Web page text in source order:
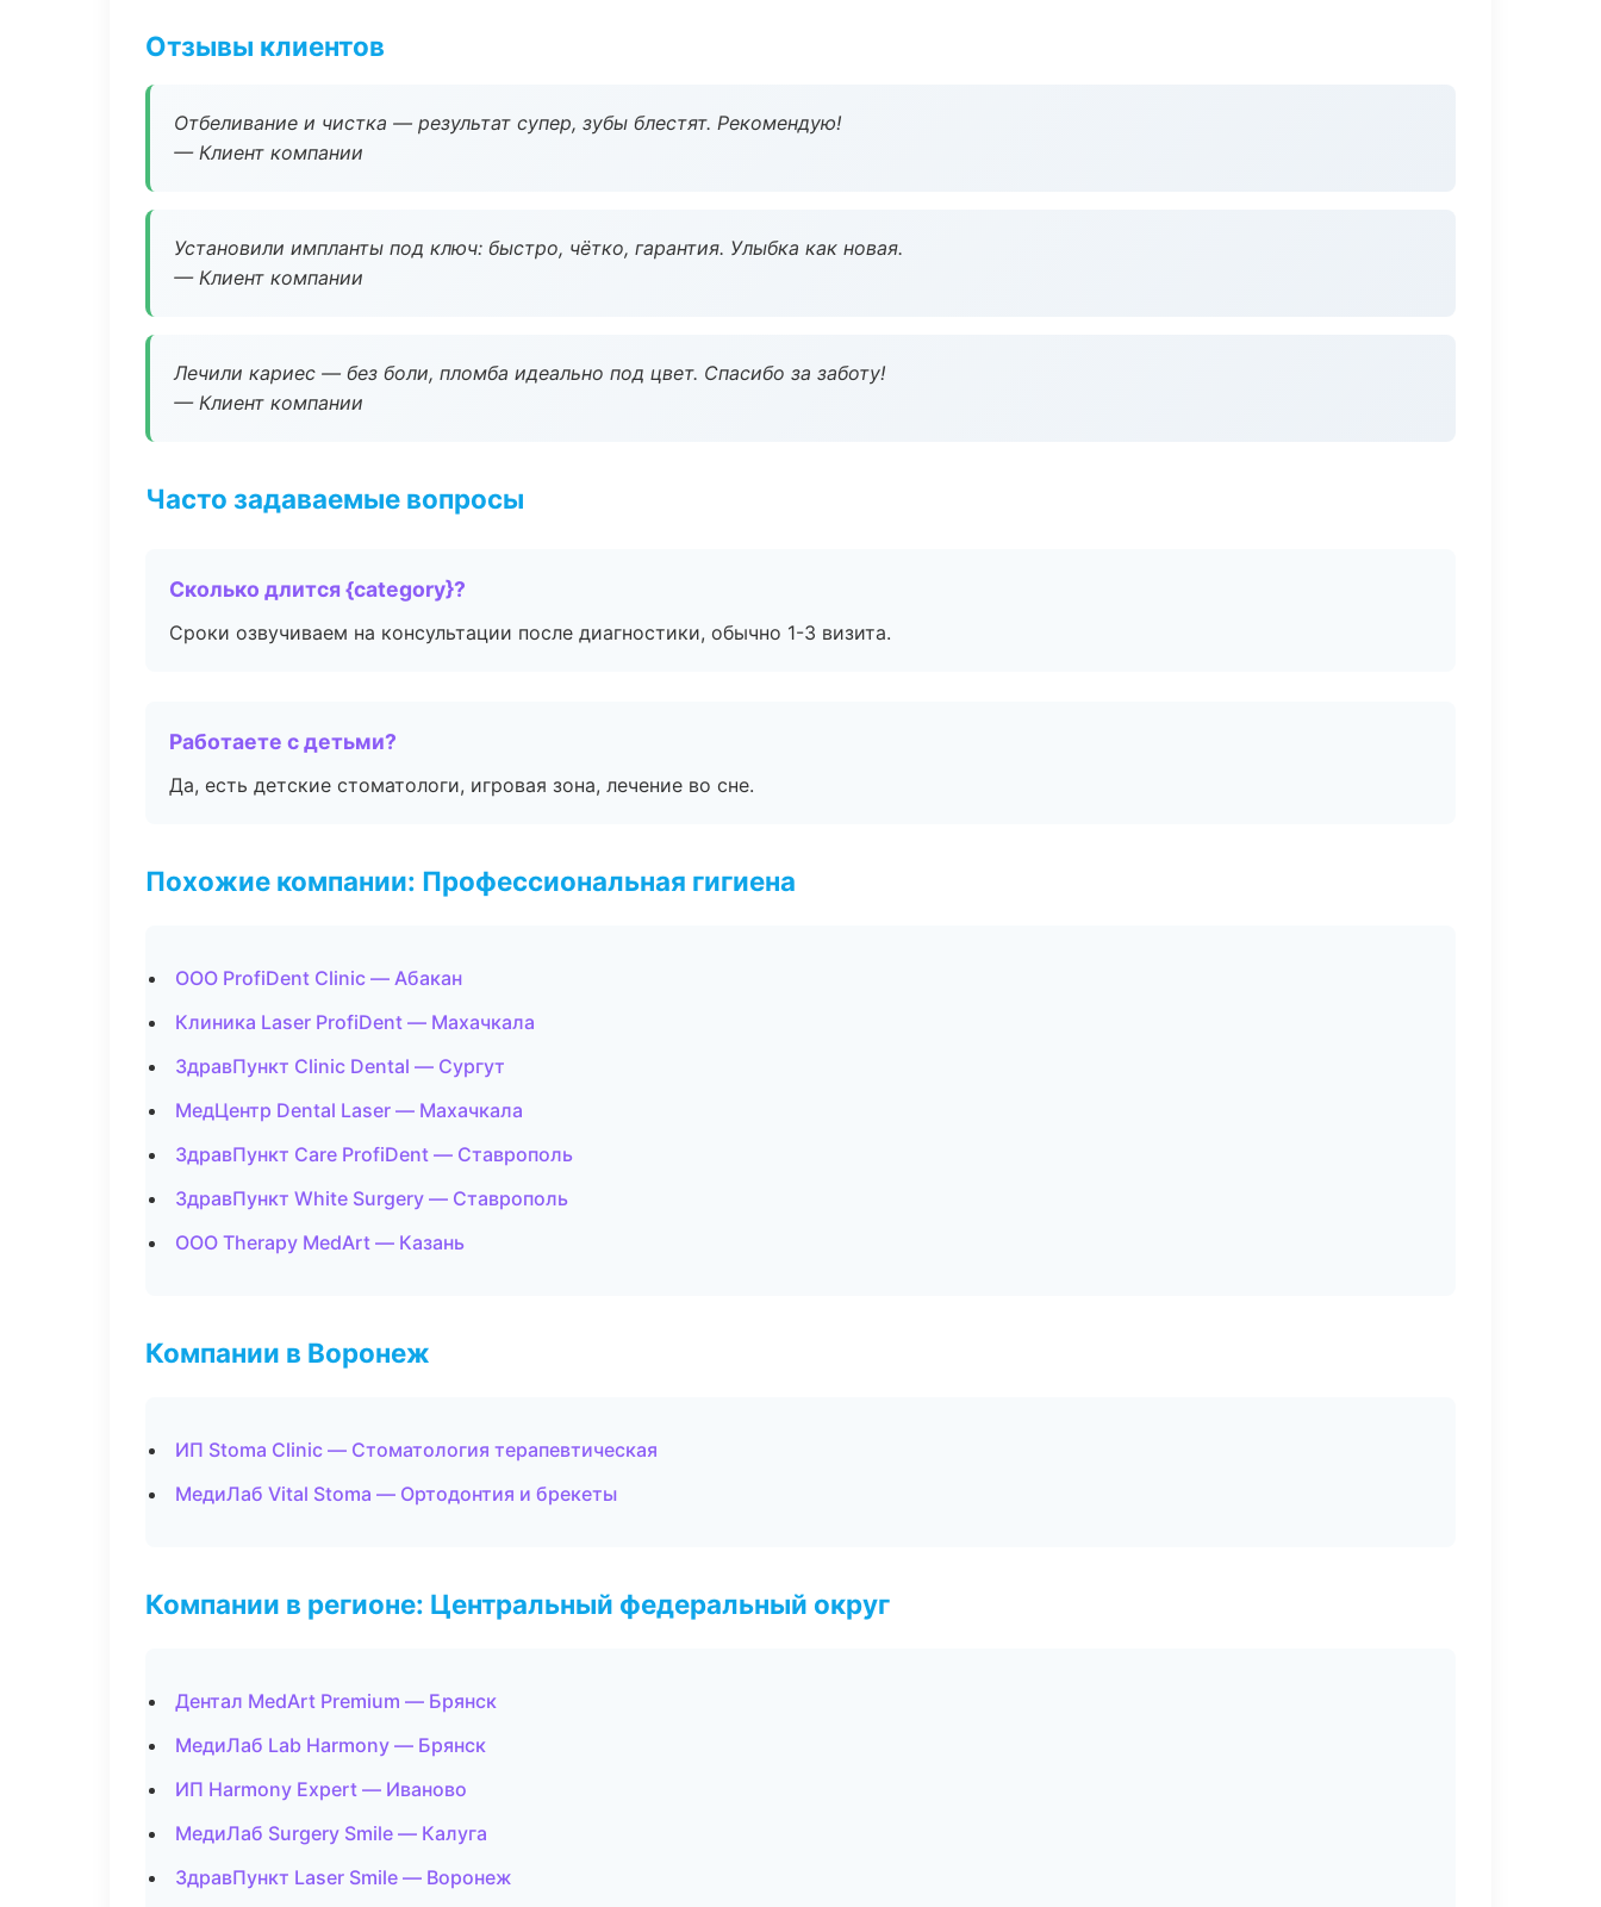
Отзывы клиентов
Отбеливание и чистка — результат супер, зубы блестят. Рекомендую!
— Клиент компании
Установили импланты под ключ: быстро, чётко, гарантия. Улыбка как новая.
— Клиент компании
Лечили кариес — без боли, пломба идеально под цвет. Спасибо за заботу!
— Клиент компании
Часто задаваемые вопросы
Сколько длится {category}?
Сроки озвучиваем на консультации после диагностики, обычно 1-3 визита.
Работаете с детьми?
Да, есть детские стоматологи, игровая зона, лечение во сне.
Похожие компании: Профессиональная гигиена
ООО ProfiDent Clinic — Абакан
Клиника Laser ProfiDent — Махачкала
ЗдравПункт Clinic Dental — Сургут
МедЦентр Dental Laser — Махачкала
ЗдравПункт Care ProfiDent — Ставрополь
ЗдравПункт White Surgery — Ставрополь
ООО Therapy MedArt — Казань
Компании в Воронеж
ИП Stoma Clinic — Стоматология терапевтическая
МедиЛаб Vital Stoma — Ортодонтия и брекеты
Компании в регионе: Центральный федеральный округ
Дентал MedArt Premium — Брянск
МедиЛаб Lab Harmony — Брянск
ИП Harmony Expert — Иваново
МедиЛаб Surgery Smile — Калуга
ЗдравПункт Laser Smile — Воронеж